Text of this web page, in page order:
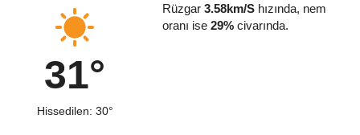
31°
Hissedilen: 30°
Rüzgar 3.58km/Shızında, nem
oranı ise 29%civarında.